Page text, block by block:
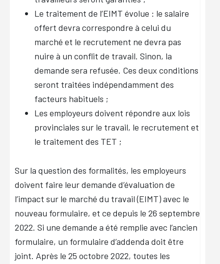
Le traitement de l’EIMT évolue : le salaire
offert devra correspondre à celui du
marché et le recrutement ne devra pas
nuire à un conflit de travail. Sinon, la
demande sera refusée. Ces deux conditions
seront traitées indépendamment des
facteurs habituels ;
Les employeurs doivent répondre aux lois
provinciales sur le travail, le recrutement et
le traitement des TET ;
Sur la question des formalités, les employeurs
doivent faire leur demande d’évaluation de
l’impact sur le marché du travail (EIMT) avec le
nouveau formulaire, et ce depuis le 26 septembre
2022. Si une demande a été remplie avec l’ancien
formulaire, un formulaire d’addenda doit être
joint. Après le 25 octobre 2022, toutes les